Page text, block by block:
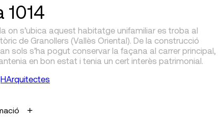
1014
on s’ubica aquest habitatge unifamiliar es troba al
de Granollers (Vallès Oriental). De la construcció
sols s’ha pogut conservar la façana al carrer principal,
en bon estat i tenia un cert interès patrimonial.
HArquitectes